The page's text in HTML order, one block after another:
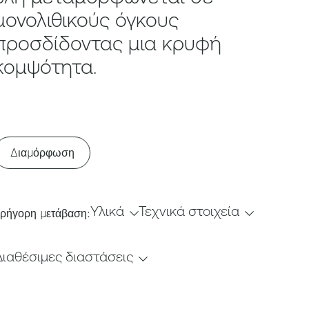
όγκους
μια κρυφή
Διαμόρφωση
μετάβαση:Υλικά Τεχνικά στοιχεία
διαστάσεις